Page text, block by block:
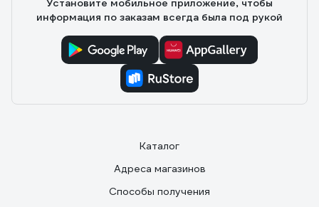
Установите мобильное приложение, чтобы
информация по заказам всегда была под рукой
Каталог
Адреса магазинов
Способы получения